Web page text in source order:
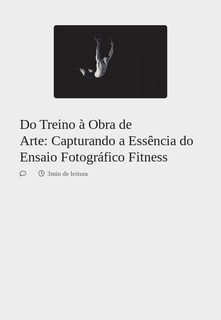
Do Treino à Obra de
Arte: Capturando a Essência do
Ensaio Fotográfico Fitness
3min de leitura